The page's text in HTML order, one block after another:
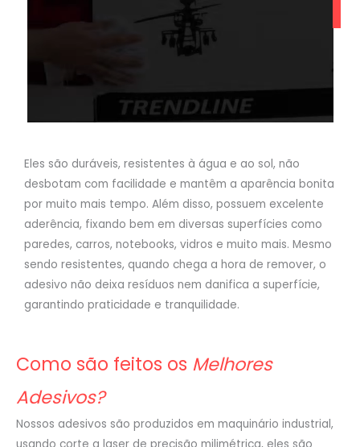
Eles são duráveis, resistentes à água e ao sol, não
desbotam com facilidade e mantêm a aparência bonita
por muito mais tempo. Além disso, possuem excelente
aderência, fixando bem em diversas superfícies como
paredes, carros, notebooks, vidros e muito mais. Mesmo
sendo resistentes, quando chega a hora de remover, o
adesivo não deixa resíduos nem danifica a superfície,
garantindo praticidade e tranquilidade.
Como são feitos os Melhores
Adesivos?
Nossos adesivos são produzidos em maquinário industrial,